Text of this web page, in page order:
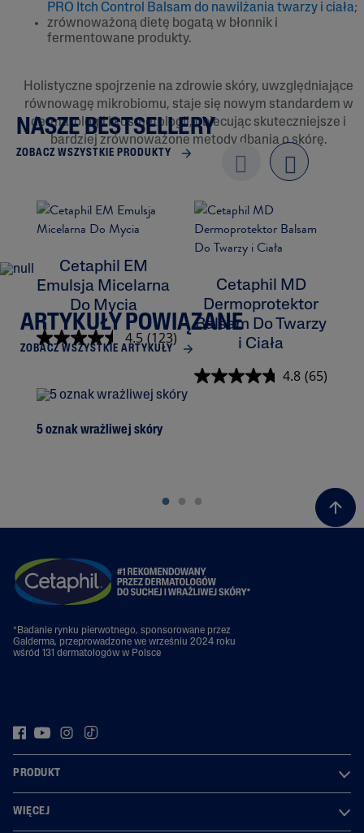
PRO Itch Control Balsam do nawilżania twarzy i ciała;
zrównoważoną dietę bogatą w błonnik i
fermentowane produkty.
Holistyczne spojrzenie na zdrowie skóry, uwzględniające
równowagę mikrobiomu, staje się nowym standardem w
dermatologii i kosmetologii, obiecując skuteczniejsze i
bardziej zrównoważone metody dbania o skórę.
NASZE BESTSELLERY
ZOBACZ WSZYSTKIE PRODUKTY
next
Cetaphil EM
Emulsja Micelarna
Do Mycia
4.5 (123)
Cetaphil MD
Dermoprotektor
Balsam Do Twarzy
i Ciała
4.8 (65)
ARTYKUŁY POWIĄZANE
ZOBACZ WSZYSTKIE ARTYKUŁY
5 oznak wrażliwej skóry
*Badanie rynku pierwotnego, sponsorowane przez
Galderma, przeprowadzone we wrześniu 2024 roku
wśród 131 dermatologów w Polsce
PRODUKT
WIĘCEJ